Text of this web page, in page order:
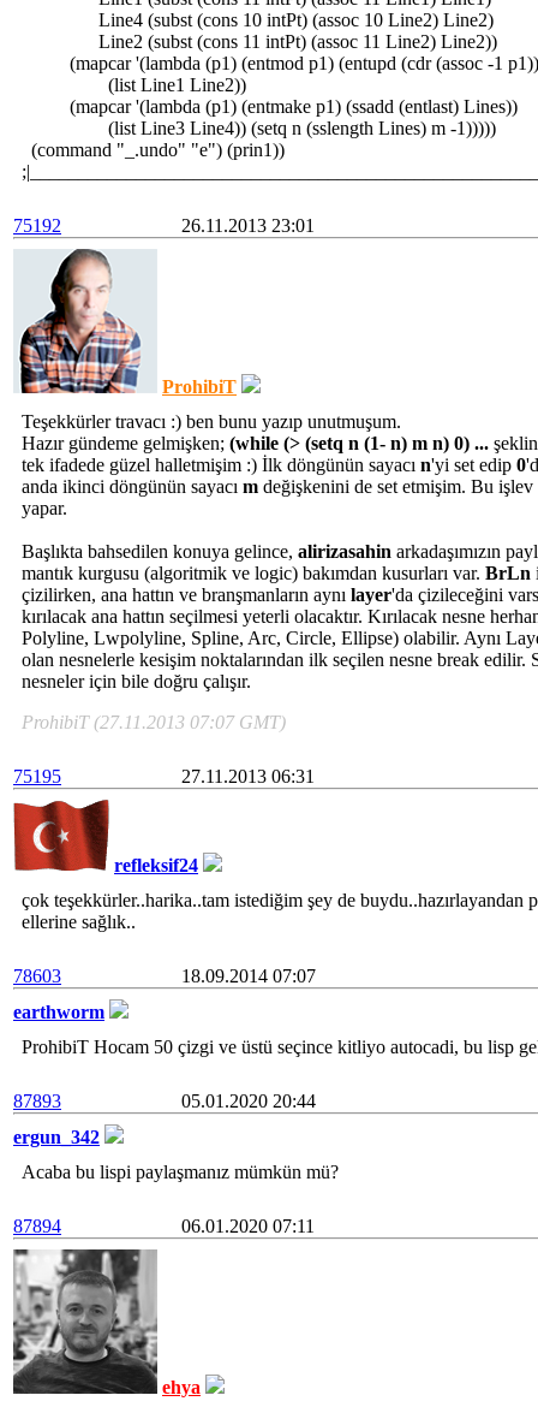
Line4 (subst (cons 10 intPt) (assoc 10 Line2) Line2)
Line2 (subst (cons 11 intPt) (assoc 11 Line2) Line2))
(mapcar '(lambda (p1) (entmod p1) (entupd (cdr (assoc -1
(list Line1 Line2))
(mapcar '(lambda (p1) (entmake p1) (ssadd (entlast) Lines))
(list Line3 Line4)) (setq n (sslength Lines) m -1)))))
(command "_.undo" "e") (prin1))
75192 26.11.2013 23:01
ProhibiT
Teşekkürler travacı :) ben bunu yazıp unutmuşum.
Hazır gündeme gelmişken; (while (> (setq n (1- n) m n) 0) ...
tek ifadede güzel halletmişim :) İlk döngünün sayacı n'yi set edip 0
anda ikinci döngünün sayacı m değişkenini de set etmişim. Bu işlev
yapar.
Başlıkta bahsedilen konuya gelince, alirizasahin arkadaşımızın
mantık kurgusu (algoritmik ve logic) bakımdan kusurları var. BrLn
çizilirken, ana hattın ve branşmanların aynı layer'da çizileceğini
kırılacak ana hattın seçilmesi yeterli olacaktır. Kırılacak nesne
Polyline, Lwpolyline, Spline, Arc, Circle, Ellipse) olabilir. Aynı
olan nesnelerle kesişim noktalarından ilk seçilen nesne break
nesneler için bile doğru çalışır.
ProhibiT (27.11.2013 07:07 GMT)
75195 27.11.2013 06:31
refleksif24
çok teşekkürler..harika..tam istediğim şey de buydu..hazırlayandan
ellerine sağlık..
78603
18.09.2014 07:07
earthworm
ProhibiT Hocam 50 çizgi ve üstü seçince kitliyo autocadi, bu lisp
87893
05.01.2020 20:44
ergun_342
Acaba bu lispi paylaşmanız mümkün mü?
87894 06.01.2020 07:11
ehya